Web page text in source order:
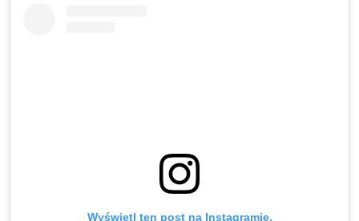
Wyświetl ten post na Instagramie.